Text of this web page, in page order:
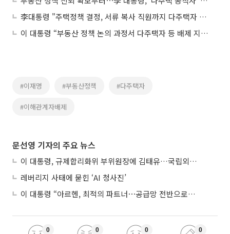
李대통령 "주택정책 결정, 서류 복사 직원까지 다주택자 배제하라"
이 대통령 “부동산 정책 논의 과정서 다주택자 등 배제 지시”
#이재명 #부동산정책 #다주택자
#이해관계자배제
문선영 기자의 주요 뉴스
이 대통령, 규제합리화위 부위원장에 김태유…국립외교원장 김흥규
레버리지 사태에 묻힌 ‘AI 청사진’
이 대통령 “아르헨, 최적의 파트너⋯공급망 전반으로 확대”
0 0 0 0